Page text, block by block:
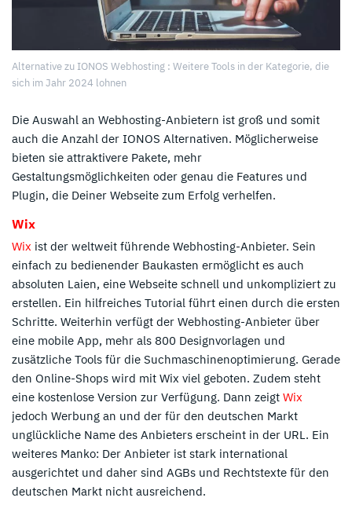
Alternative zu IONOS Webhosting : Weitere Tools in der Kategorie, die
sich im Jahr 2024 lohnen
Die Auswahl an Webhosting-Anbietern ist groß und somit
auch die Anzahl der IONOS Alternativen. Möglicherweise
bieten sie attraktivere Pakete, mehr
Gestaltungsmöglichkeiten oder genau die Features und
Plugin, die Deiner Webseite zum Erfolg verhelfen.
Wix
Wix ist der weltweit führende Webhosting-Anbieter. Sein
einfach zu bedienender Baukasten ermöglicht es auch
absoluten Laien, eine Webseite schnell und unkompliziert zu
erstellen. Ein hilfreiches Tutorial führt einen durch die ersten
Schritte. Weiterhin verfügt der Webhosting-Anbieter über
eine mobile App, mehr als 800 Designvorlagen und
zusätzliche Tools für die Suchmaschinenoptimierung. Gerade
den Online-Shops wird mit Wix viel geboten. Zudem steht
eine kostenlose Version zur Verfügung. Dann zeigt Wix
jedoch Werbung an und der für den deutschen Markt
unglückliche Name des Anbieters erscheint in der URL. Ein
weiteres Manko: Der Anbieter ist stark international
ausgerichtet und daher sind AGBs und Rechtstexte für den
deutschen Markt nicht ausreichend.